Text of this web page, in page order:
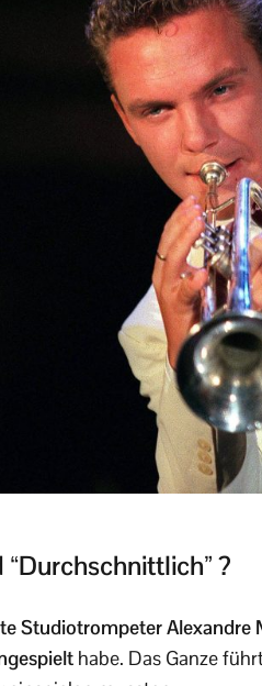
?
Studiotrompeter Alexandre
habe. Das Ganze